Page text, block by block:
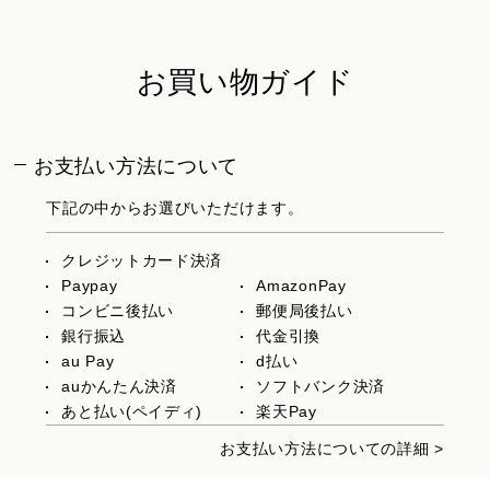
お買い物ガイド
お支払い方法について
下記の中からお選びいただけます。
クレジットカード決済
Paypay
AmazonPay
コンビニ後払い
郵便局後払い
銀行振込
代金引換
au Pay
d払い
auかんたん決済
ソフトバンク決済
あと払い(ペイディ)
楽天Pay
お支払い方法についての詳細 >